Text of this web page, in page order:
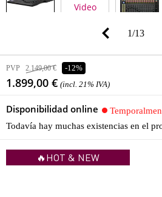
Video
1/13
PVP 2.149,00 € -12%
1.899,00 € (incl. 21% IVA)
Disponibilidad online
Todavía hay muchas existencias en el
🔥HOT & NEW